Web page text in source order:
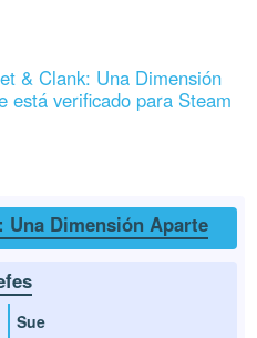
& Clank: Una Dimensión
está verificado para Steam
Una Dimensión Aparte
Sue